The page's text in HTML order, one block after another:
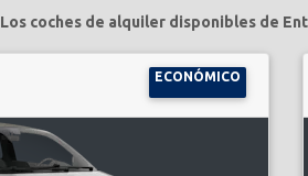
Los coches de alquiler disponibles de
ECONÓMICO